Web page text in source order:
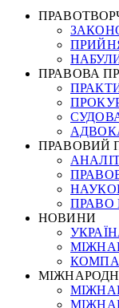
ПРАВОВА
ПРАВОВИЙ
ПРАВО
НОВИНИ